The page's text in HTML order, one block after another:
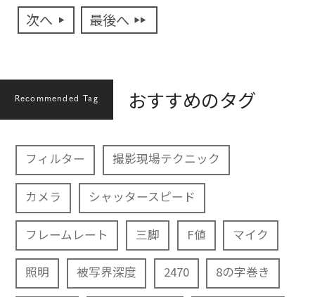
次へ 最後へ
Recommended Tag おすすめのタグ
フィルター 撮影現場テクニック
カメラ シャッタースピード
フレームレート 三脚 F値 マイク
照明 被写界深度 2470 8の字巻き